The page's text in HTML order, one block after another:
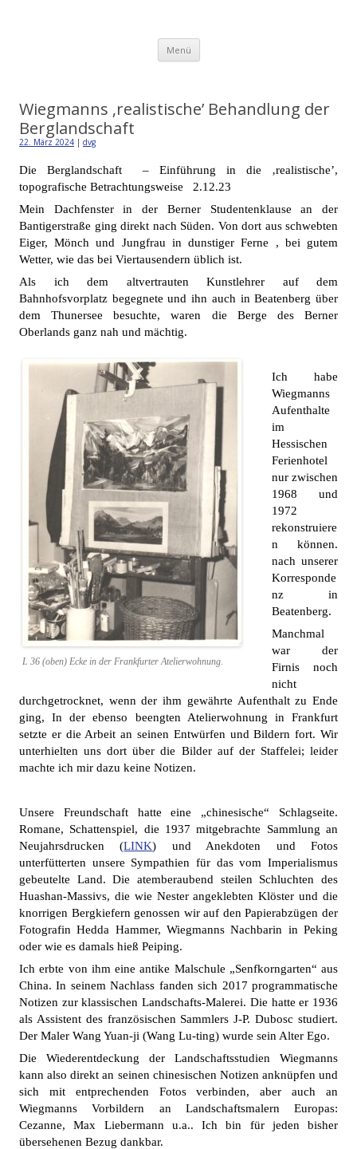
Menü Zum
springen
Wiegmanns ‚realistische’ Behandlung der
Berglandschaft
22. März 2024 | dvg
Die Berglandschaft – Einführung in die ‚realistische’,
topografische Betrachtungsweise 2.12.23
Mein Dachfenster in der Berner Studentenklause an der
Bantigerstraße ging direkt nach Süden. Von dort aus schwebten
Eiger, Mönch und Jungfrau in dunstiger Ferne , bei gutem
Wetter, wie das bei Viertausendern üblich ist.
Als ich dem altvertrauten Kunstlehrer auf dem
Bahnhofsvorplatz begegnete und ihn auch in Beatenberg über
dem Thunersee besuchte, waren die Berge des Berner
Oberlands ganz nah und mächtig.
L 36 (oben) Ecke in der Frankfurter Atelierwohnung.
Ich habe
Wiegmanns
Aufenthalte
im
Hessischen
Ferienhotel
nur zwischen
1968 und
1972
rekonstruiere
n können.
nach unserer
Korresponde
nz in
Beatenberg.
Manchmal
war der
Firnis noch
nicht
durchgetrocknet, wenn der ihm gewährte Aufenthalt zu Ende
ging, In der ebenso beengten Atelierwohnung in Frankfurt
setzte er die Arbeit an seinen Entwürfen und Bildern fort. Wir
unterhielten uns dort über die Bilder auf der Staffelei; leider
machte ich mir dazu keine Notizen.
Unsere Freundschaft hatte eine „chinesische“ Schlagseite.
Romane, Schattenspiel, die 1937 mitgebrachte Sammlung an
Neujahrsdrucken (LINK) und Anekdoten und Fotos
unterfütterten unsere Sympathien für das vom Imperialismus
gebeutelte Land. Die atemberaubend steilen Schluchten des
Huashan-Massivs, die wie Nester angeklebten Klöster und die
knorrigen Bergkiefern genossen wir auf den Papierabzügen der
Fotografin Hedda Hammer, Wiegmanns Nachbarin in Peking
oder wie es damals hieß Peiping.
Ich erbte von ihm eine antike Malschule „Senfkorngarten“ aus
China. In seinem Nachlass fanden sich 2017 programmatische
Notizen zur klassischen Landschafts-Malerei. Die hatte er 1936
als Assistent des französischen Sammlers J-P. Dubosc studiert.
Der Maler Wang Yuan-ji (Wang Lu-ting) wurde sein Alter Ego.
Die Wiederentdeckung der Landschaftsstudien Wiegmanns
kann also direkt an seinen chinesischen Notizen anknüpfen und
sich mit entprechenden Fotos verbinden, aber auch an
Wiegmanns Vorbildern an Landschaftsmalern Europas:
Cezanne, Max Liebermann u.a.. Ich bin für jeden bisher
übersehenen Bezug dankbar.